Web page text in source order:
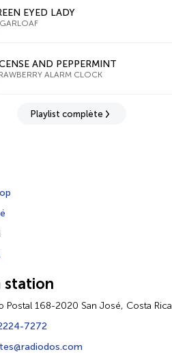
EYED LADY
AND PEPPERMINT
ALARM CLOCK
Playlist complète
station
Postal 168-2020 San José, Costa Rica
7272